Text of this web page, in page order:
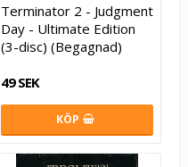
Terminator 2 - Judgment
Day - Ultimate Edition
(3-disc) (Begagnad)
49 SEK
KÖP